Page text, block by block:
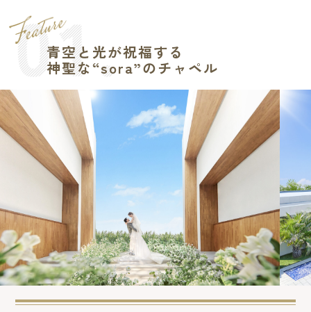
青空と光が祝福する
神聖な“sora”のチャペル